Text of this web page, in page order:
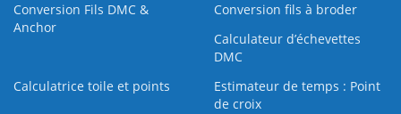
Conversion Fils DMC &
Anchor
Conversion fils à broder
Calculateur d’échevettes
DMC
Calculatrice toile et points
Estimateur de temps : Point
de croix